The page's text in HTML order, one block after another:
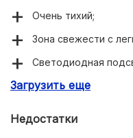
Очень тихий;
Зона свежести с
Светодиодная
Загрузить еще
Недостатки